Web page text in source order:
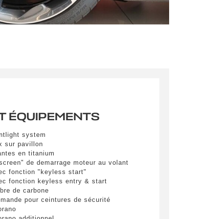
eget
eget
eget
ÉQUIPEMENTS
system
sur pavillon
en titanium
de demarrage moteur au volant
fonction "keyless start"
fonction keyless entry & start
de carbone
pour ceintures de sécurité